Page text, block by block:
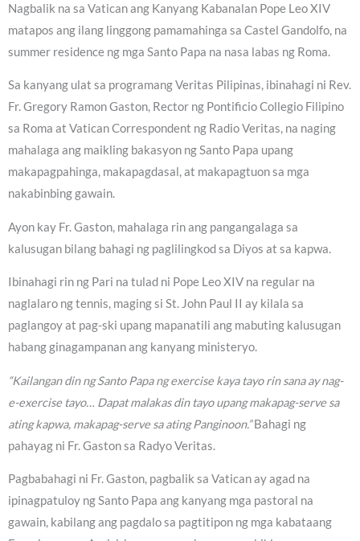
Nagbalik na sa Vatican ang Kanyang Kabanalan Pope Leo XIV
matapos ang ilang linggong pamamahinga sa Castel Gandolfo, na
summer residence ng mga Santo Papa na nasa labas ng Roma.
Sa kanyang ulat sa programang Veritas Pilipinas, ibinahagi ni Rev.
Fr. Gregory Ramon Gaston, Rector ng Pontificio Collegio Filipino
sa Roma at Vatican Correspondent ng Radio Veritas, na naging
mahalaga ang maikling bakasyon ng Santo Papa upang
makapagpahinga, makapagdasal, at makapagtuon sa mga
nakabinbing gawain.
Ayon kay Fr. Gaston, mahalaga rin ang pangangalaga sa
kalusugan bilang bahagi ng paglilingkod sa Diyos at sa kapwa.
Ibinahagi rin ng Pari na tulad ni Pope Leo XIV na regular na
naglalaro ng tennis, maging si St. John Paul II ay kilala sa
paglangoy at pag-ski upang mapanatili ang mabuting kalusugan
habang ginagampanan ang kanyang ministeryo.
“Kailangan din ng Santo Papa ng exercise kaya tayo rin sana ay nag-
e-exercise tayo… Dapat malakas din tayo upang makapag-serve sa
ating kapwa, makapag-serve sa ating Panginoon.”Bahagi ng
pahayag ni Fr. Gaston sa Radyo Veritas.
Pagbabahagi ni Fr. Gaston, pagbalik sa Vatican ay agad na
ipinagpatuloy ng Santo Papa ang kanyang mga pastoral na
gawain, kabilang ang pagdalo sa pagtitipon ng mga kabataang